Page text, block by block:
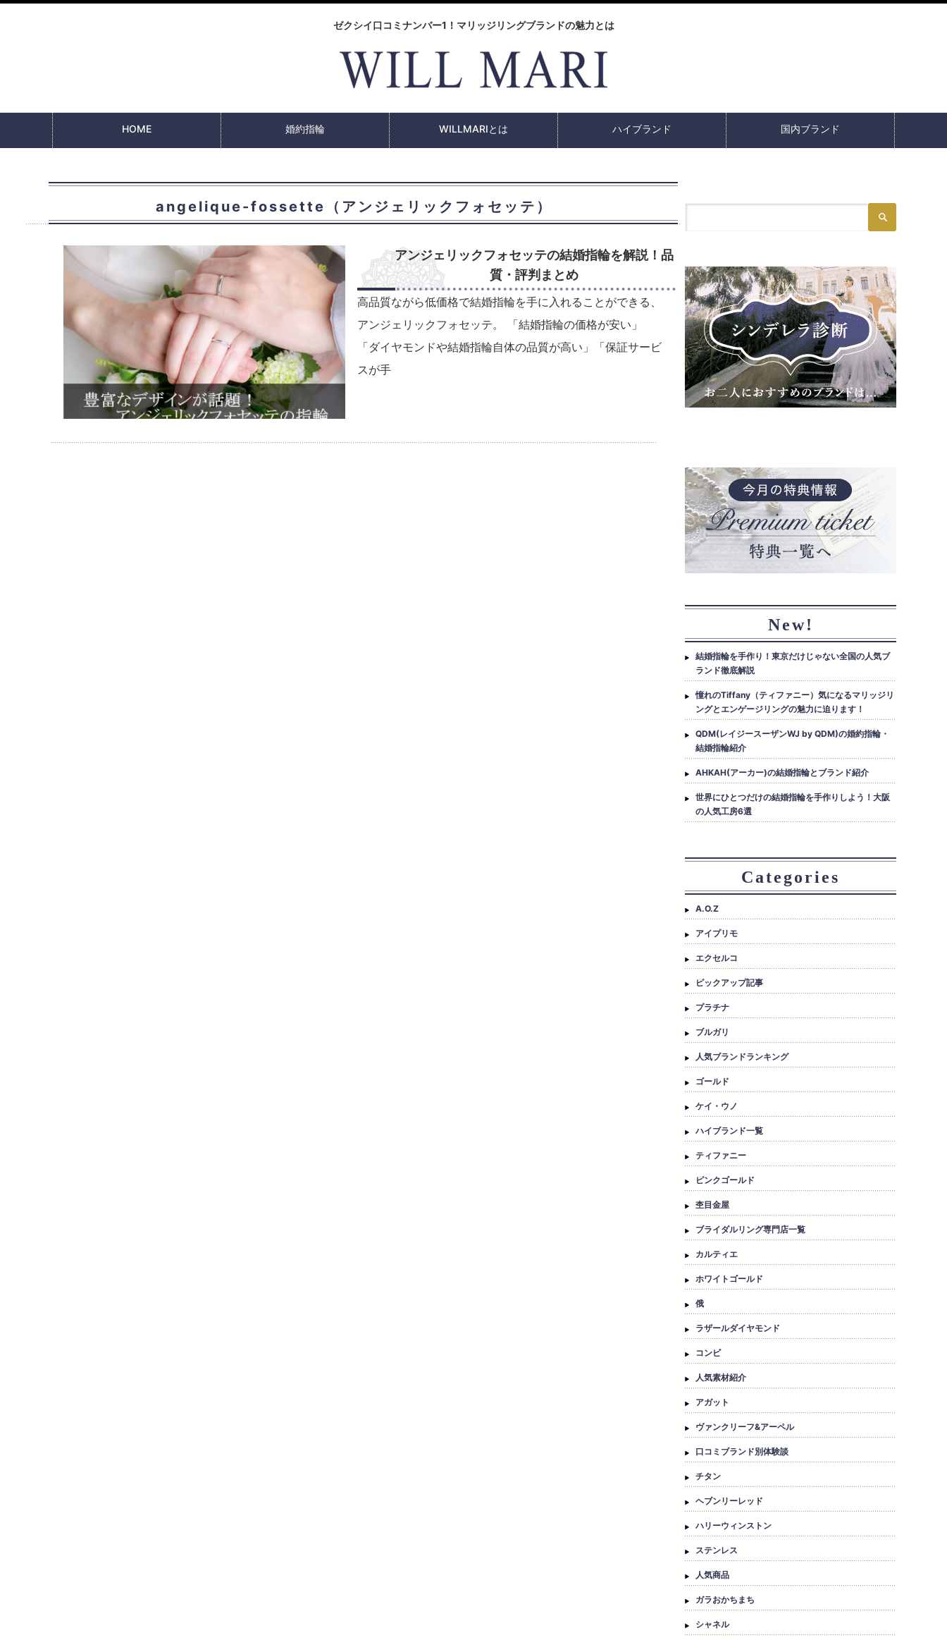
ゼクシイ口コミナンバー1！マリッジリングブランドの魅力とは
HOME 婚約指輪 WILLMARIとは ハイブランド 国内ブランド
angelique-fossette（アンジェリックフォセッテ）
アンジェリックフォセッテの結婚指輪を解説！品
質・評判まとめ
高品質ながら低価格で結婚指輪を手に入れることができる、
アンジェリックフォセッテ。 「結婚指輪の価格が安い」
「ダイヤモンドや結婚指輪自体の品質が高い」「保証サービ
スが手
New!
結婚指輪を手作り！東京だけじゃない全国の人気ブ
ランド徹底解説
憧れのTiffany（ティファニー）気になるマリッジリ
ングとエンゲージリングの魅力に迫ります！
QDM(レイジースーザンWJ by QDM)の婚約指輪・
結婚指輪紹介
AHKAH(アーカー)の結婚指輪とブランド紹介
世界にひとつだけの結婚指輪を手作りしよう！大阪
の人気工房6選
Categories
A.O.Z
アイプリモ
エクセルコ
ピックアップ記事
プラチナ
ブルガリ
人気ブランドランキング
ゴールド
ケイ・ウノ
ハイブランド一覧
ティファニー
ピンクゴールド
杢目金屋
ブライダルリング専門店一覧
カルティエ
ホワイトゴールド
俄
ラザールダイヤモンド
コンビ
人気素材紹介
アガット
ヴァンクリーフ&アーペル
口コミブランド別体験談
チタン
ヘブンリーレッド
ハリーウィンストン
ステンレス
人気商品
ガラおかちまち
シャネル